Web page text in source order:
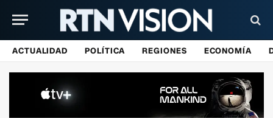
ACTUALIDAD POLÍTICA REGIONES ECONOMÍA